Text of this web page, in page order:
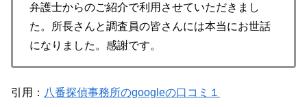
弁護士からのご紹介で利用させていただきまし
た。所長さんと調査員の皆さんには本当にお世話
になりました。感謝です。
引用： 八番探偵事務所のgoogleの口コミ１